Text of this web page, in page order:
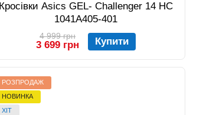
Кросівки Asics GEL- Challenger 14 HC
1041A405-401
4 999 грн
3 699 грн Купити
РОЗПРОДАЖ
НОВИНКА
ХІТ